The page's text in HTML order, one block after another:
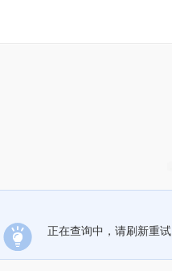
正在查询中，请刷新重试